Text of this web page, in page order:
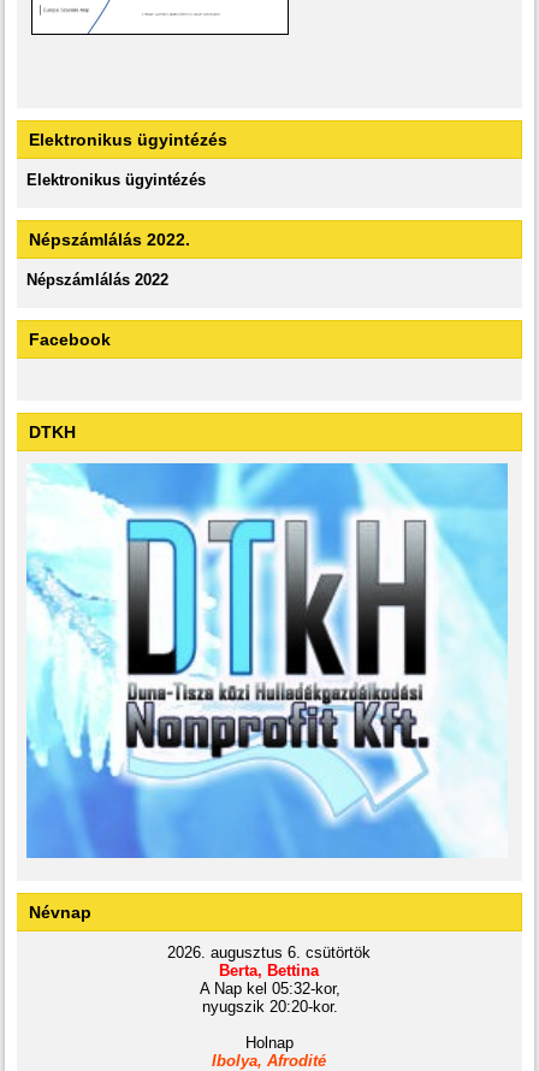
Elektronikus ügyintézés
Elektronikus ügyintézés
Népszámlálás 2022.
Népszámlálás 2022
Facebook
DTKH
Névnap
2026. augusztus 6. csütörtök
Berta, Bettina
A Nap kel 05:32-kor,
nyugszik 20:20-kor.
Holnap
Ibolya, Afrodité